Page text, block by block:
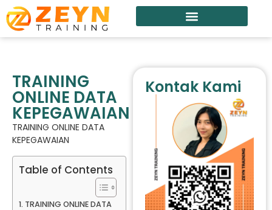
TRAINING
ONLINE DATA
KEPEGAWAIAN
TRAINING ONLINE DATA
KEPEGAWAIAN
Table of Contents
TRAINING ONLINE DATA
Kontak Kami